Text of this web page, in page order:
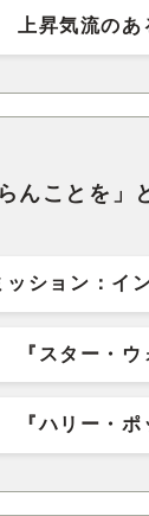
上昇気流の
んことを
ッション：イ
『スター・ウ
『ハリー・ポ